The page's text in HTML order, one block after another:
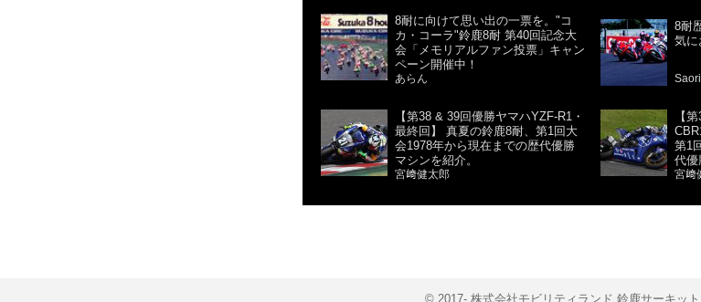
8耐に向けて思い出の一票を。"コ
カ・コーラ"鈴鹿8耐 第40回記念大
会「メモリアルファン投票」キャン
ペーン開催中！
あらん
8耐
気に
Saori
【第38 & 39回優勝ヤマハYZF-R1・
最終回】 真夏の鈴鹿8耐、第1回大
会1978年から現在までの歴代優勝
マシンを紹介。
宮﨑健太郎
【
第1
代優
宮﨑
© 2017- 株式会社モビリティランド 鈴鹿サーキッ